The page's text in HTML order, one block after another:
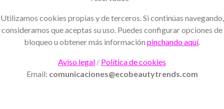
Utilizamos cookies propias y de terceros. Si continúas navegando,
consideramos que aceptas su uso. Puedes configurar opciones de
bloqueo u obtener más información pinchando aquí.
Aviso legal / Política de cookies
Email: comunicaciones@ecobeautytrends.com